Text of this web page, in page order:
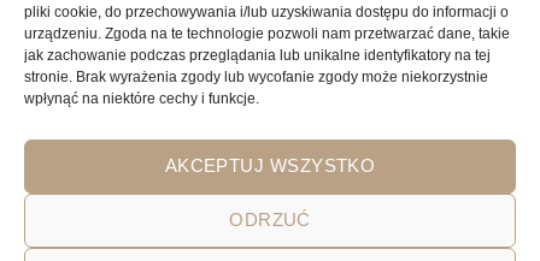
pliki cookie, do przechowywania i/lub uzyskiwania dostępu do informacji o
urządzeniu. Zgoda na te technologie pozwoli nam przetwarzać dane, takie
jak zachowanie podczas przeglądania lub unikalne identyfikatory na tej
stronie. Brak wyrażenia zgody lub wycofanie zgody może niekorzystnie
wpłynąć na niektóre cechy i funkcje.
AKCEPTUJ WSZYSTKO
ODRZUĆ
MINI OGRODY
MINI OGRÓD DLA DZIECI